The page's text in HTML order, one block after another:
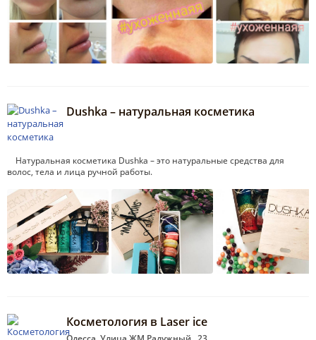
Dushka – натуральная косметика
Натуральная косметика Dushka – это натуральные средства для
волос, тела и лица ручной работы.
Косметология в Laser ice